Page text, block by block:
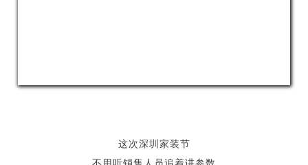
这次深圳家装节